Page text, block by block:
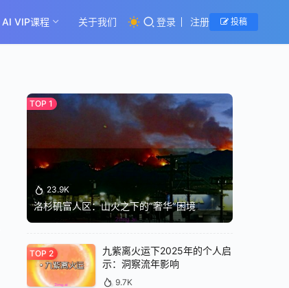
AI VIP课程 关于我们 登录 注册 投稿
23.9K
洛杉矶富人区：山火之下的“奢华”困境
九紫离火运下2025年的个人启
示：洞察流年影响
9.7K